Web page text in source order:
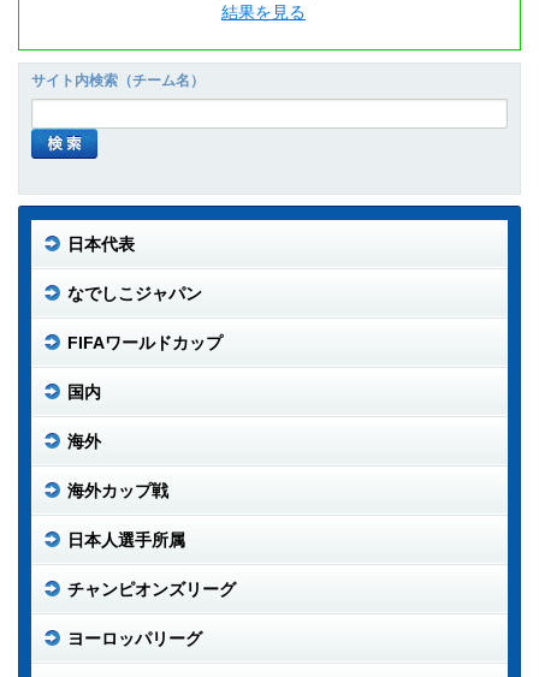
結果を見る
サイト内検索（チーム名）
日本代表
なでしこジャパン
FIFAワールドカップ
国内
海外
海外カップ戦
日本人選手所属
チャンピオンズリーグ
ヨーロッパリーグ